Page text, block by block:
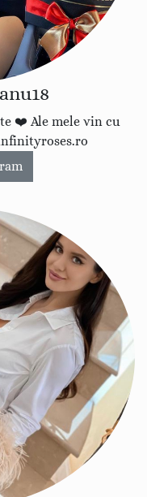
❤️ Ale mele vin cu